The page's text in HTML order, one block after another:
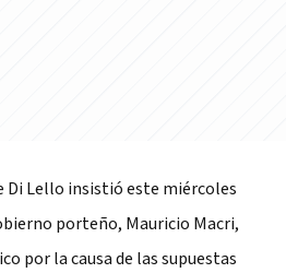
Di Lello insistió este miércoles
porteño, Mauricio Macri,
por la causa de las supuestas